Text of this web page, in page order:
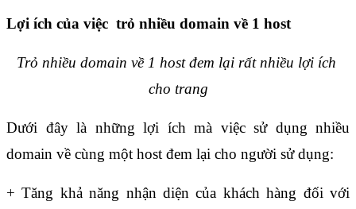
Lợi ích của việc  trỏ nhiều domain về 1 host
Trỏ nhiều domain về 1 host đem lại rất nhiều lợi ích
cho trang
Dưới đây là những lợi ích mà việc sử dụng nhiều
domain về cùng một host đem lại cho người sử dụng:
+ Tăng khả năng nhận diện của khách hàng đối với